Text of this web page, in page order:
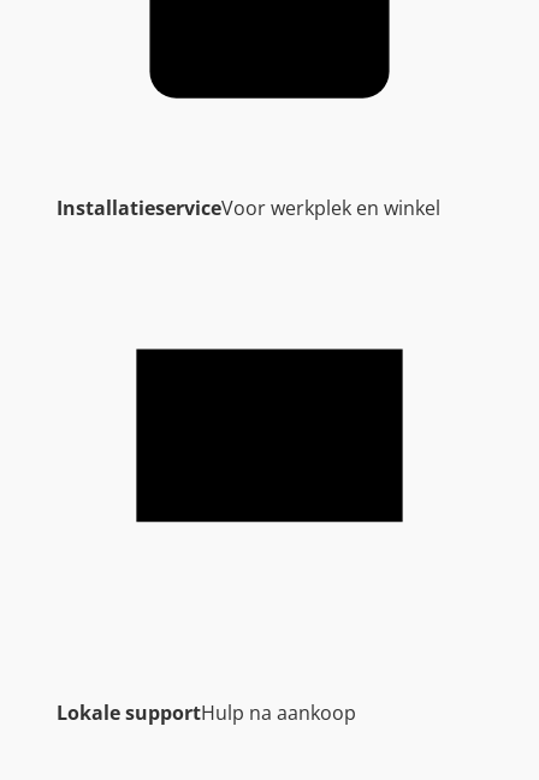
InstallatieserviceVoor werkplek en winkel
Lokale supportHulp na aankoop